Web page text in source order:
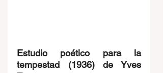
Estudio poético para la
tempestad (1936) de Yves